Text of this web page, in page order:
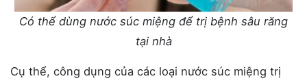
Có thể dùng nước súc miệng để trị bệnh sâu răng
tại nhà
Cụ thể, công dụng của các loại nước súc miệng trị